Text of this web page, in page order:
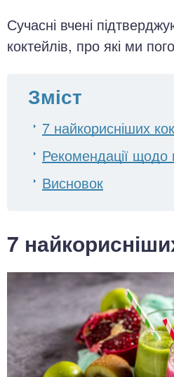
Сучасні вчені
коктейлів, про які ми
Зміст
7 найкорисніших
Рекомендації
Висновок
7